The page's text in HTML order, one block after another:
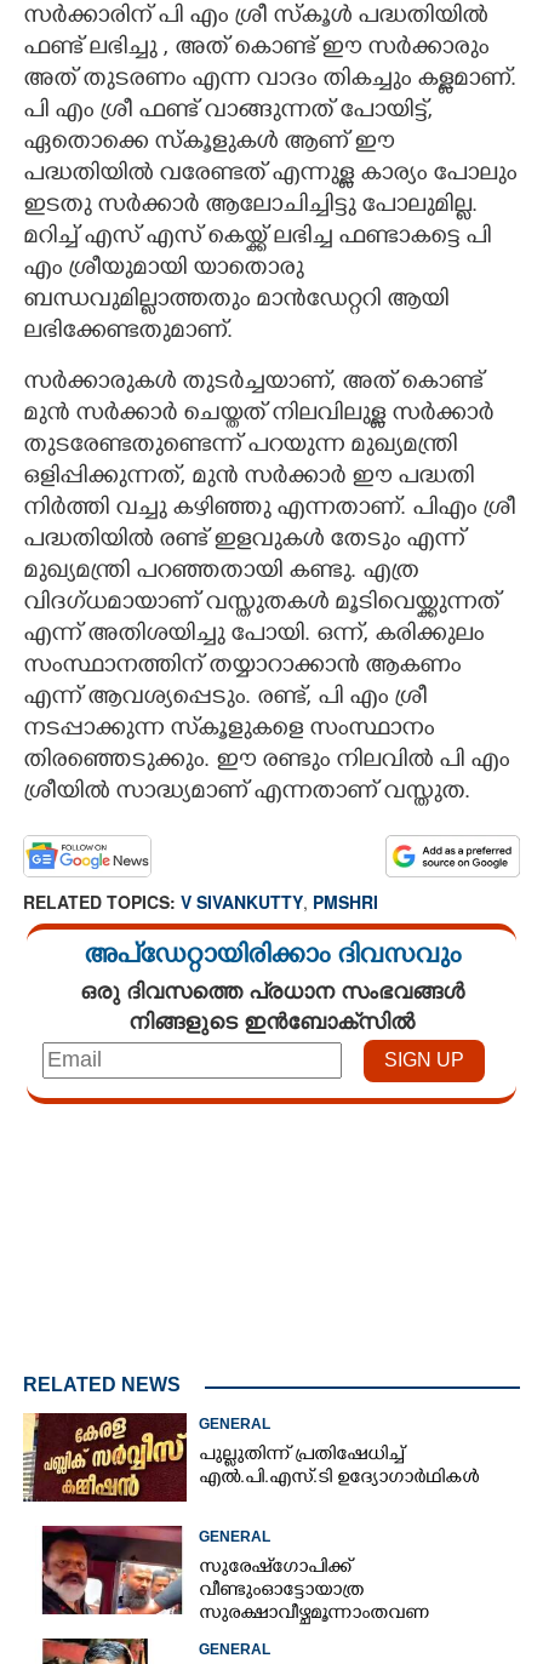
സർക്കാരിന് പി എം ശ്രീ സ്കൂൾ പദ്ധതിയിൽ
ഫണ്ട് ലഭിച്ചു , അത് കൊണ്ട് ഈ സർക്കാരും
അത് തുടരണം എന്ന വാദം തികച്ചും കള്ളമാണ്.
പി എം ശ്രീ ഫണ്ട് വാങ്ങുന്നത് പോയിട്ട്,
ഏതൊക്കെ സ്കൂളുകൾ ആണ് ഈ
പദ്ധതിയിൽ വരേണ്ടത് എന്നുള്ള കാര്യം പോലും
ഇടതു സർക്കാർ ആലോചിച്ചിട്ടു പോലുമില്ല.
മറിച്ച് എസ് എസ് കെയ്ക്ക് ലഭിച്ച ഫണ്ടാകട്ടെ പി
എം ശ്രീയുമായി യാതൊരു
ബന്ധവുമില്ലാത്തതും മാൻഡേറ്ററി ആയി
ലഭിക്കേണ്ടതുമാണ്.
സർക്കാരുകൾ തുടർച്ചയാണ്, അത് കൊണ്ട്
മുൻ സർക്കാർ ചെയ്തത് നിലവിലുള്ള സർക്കാർ
തുടരേണ്ടതുണ്ടെന്ന് പറയുന്ന മുഖ്യമന്ത്രി
ഒളിപ്പിക്കുന്നത്, മുൻ സർക്കാർ ഈ പദ്ധതി
നിർത്തി വച്ചു കഴിഞ്ഞു എന്നതാണ്. പിഎം ശ്രീ
പദ്ധതിയിൽ രണ്ട് ഇളവുകൾ തേടും എന്ന്
മുഖ്യമന്ത്രി പറഞ്ഞതായി കണ്ടു. എത്ര
വിദഗ്ധമായാണ് വസ്തുതകൾ മൂടിവെയ്ക്കുന്നത്
എന്ന് അതിശയിച്ചു പോയി. ഒന്ന്, കരിക്കുലം
സംസ്ഥാനത്തിന് തയ്യാറാക്കാൻ ആകണം
എന്ന് ആവശ്യപ്പെടും. രണ്ട്, പി എം ശ്രീ
നടപ്പാക്കുന്ന സ്‌കൂളുകളെ സംസ്ഥാനം
തിരഞ്ഞെടുക്കും. ഈ രണ്ടും നിലവിൽ പി എം
ശ്രീയിൽ സാദ്ധ്യമാണ് എന്നതാണ് വസ്തുത.
RELATED TOPICS: V SIVANKUTTY, PMSHRI
അപ്ഡേറ്റായിരിക്കാം ദിവസവും
ഒരു ദിവസത്തെ പ്രധാന സംഭവങ്ങൾ
നിങ്ങളുടെ ഇൻബോക്സിൽ
RELATED NEWS
GENERAL
പുല്ലുതിന്ന് പ്രതിഷേധിച്ച്
എൽ.പി.എസ്.ടി ഉദ്യോഗാർഥികൾ
GENERAL
സുരേഷ് ഗോപിക്ക്
വീണ്ടും ഓട്ടോ യാത്ര
സുരക്ഷാ വീഴ്ച മൂന്നാം തവണ
GENERAL
×
Share this link
Copy Link